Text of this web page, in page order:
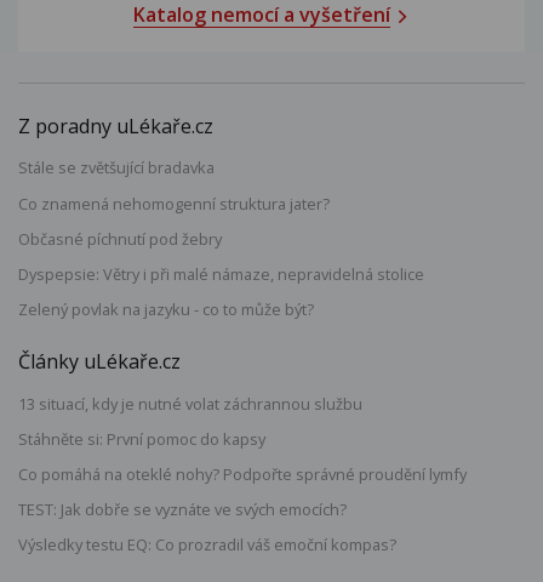
Katalog nemocí a vyšetření
Z poradny uLékaře.cz
Stále se zvětšující bradavka
Co znamená nehomogenní struktura jater?
Občasné píchnutí pod žebry
Dyspepsie: Větry i při malé námaze, nepravidelná stolice
Zelený povlak na jazyku - co to může být?
Články uLékaře.cz
13 situací, kdy je nutné volat záchrannou službu
Stáhněte si: První pomoc do kapsy
Co pomáhá na oteklé nohy? Podpořte správné proudění lymfy
TEST: Jak dobře se vyznáte ve svých emocích?
Výsledky testu EQ: Co prozradil váš emoční kompas?